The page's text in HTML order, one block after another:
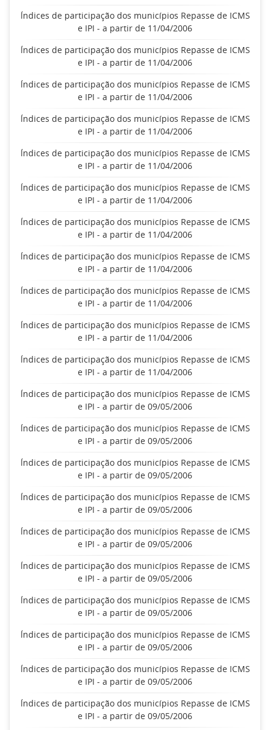
Índices de participação dos municípios Repasse de ICMS
e IPI - a partir de 11/04/2006
Índices de participação dos municípios Repasse de ICMS
e IPI - a partir de 11/04/2006
Índices de participação dos municípios Repasse de ICMS
e IPI - a partir de 11/04/2006
Índices de participação dos municípios Repasse de ICMS
e IPI - a partir de 11/04/2006
Índices de participação dos municípios Repasse de ICMS
e IPI - a partir de 11/04/2006
Índices de participação dos municípios Repasse de ICMS
e IPI - a partir de 11/04/2006
Índices de participação dos municípios Repasse de ICMS
e IPI - a partir de 11/04/2006
Índices de participação dos municípios Repasse de ICMS
e IPI - a partir de 11/04/2006
Índices de participação dos municípios Repasse de ICMS
e IPI - a partir de 11/04/2006
Índices de participação dos municípios Repasse de ICMS
e IPI - a partir de 11/04/2006
Índices de participação dos municípios Repasse de ICMS
e IPI - a partir de 11/04/2006
Índices de participação dos municípios Repasse de ICMS
e IPI - a partir de 09/05/2006
Índices de participação dos municípios Repasse de ICMS
e IPI - a partir de 09/05/2006
Índices de participação dos municípios Repasse de ICMS
e IPI - a partir de 09/05/2006
Índices de participação dos municípios Repasse de ICMS
e IPI - a partir de 09/05/2006
Índices de participação dos municípios Repasse de ICMS
e IPI - a partir de 09/05/2006
Índices de participação dos municípios Repasse de ICMS
e IPI - a partir de 09/05/2006
Índices de participação dos municípios Repasse de ICMS
e IPI - a partir de 09/05/2006
Índices de participação dos municípios Repasse de ICMS
e IPI - a partir de 09/05/2006
Índices de participação dos municípios Repasse de ICMS
e IPI - a partir de 09/05/2006
Índices de participação dos municípios Repasse de ICMS
e IPI - a partir de 09/05/2006